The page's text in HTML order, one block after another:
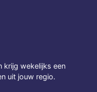
krijg wekelijks een
uit jouw regio.